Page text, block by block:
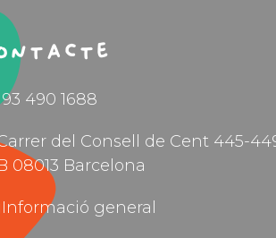
93 490 1688
del Consell de Cent 445-
08013 Barcelona
Informació general